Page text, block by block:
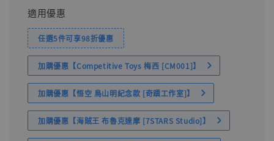
適用優惠
任選5件可享98折優惠
加購優惠【Competitive Toys 梅西 [CM001]】
加購優惠【悟空 鳥山明紀念款 [奇蹟工作室]】
加購優惠【海賊王 布魯克達摩 [7STARS Studio]】